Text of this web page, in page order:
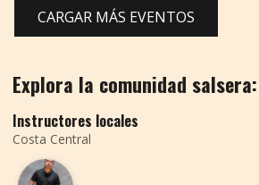
CARGAR MÁS EVENTOS
Explora la comunidad
Instructores locales
Costa Central